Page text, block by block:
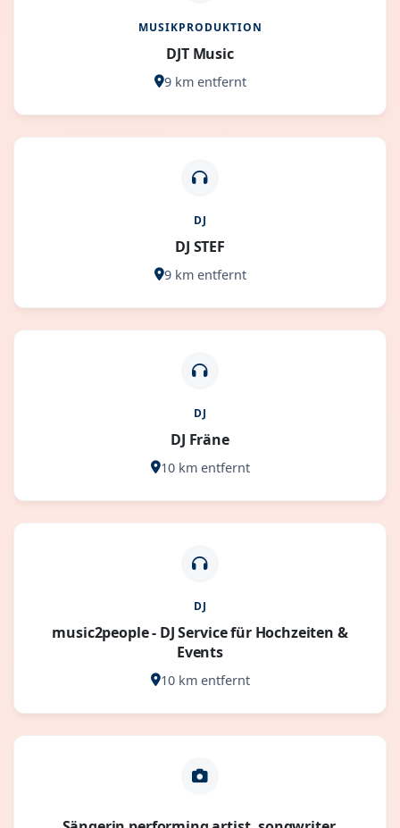
MUSIKPRODUKTION
DJT Music
9 km entfernt
DJ
DJ STEF
9 km entfernt
DJ
DJ Fräne
10 km entfernt
DJ
music2people - DJ Service für Hochzeiten &
Events
10 km entfernt